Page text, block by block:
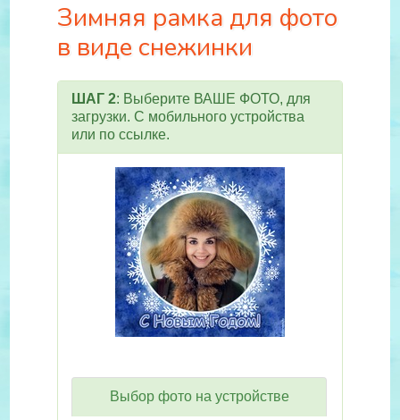
Зимняя рамка для фото
в виде снежинки
ШАГ 2: Выберите ВАШЕ ФОТО, для
загрузки. С мобильного устройства
или по ссылке.
Выбор фото на устройстве